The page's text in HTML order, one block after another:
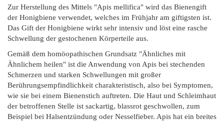
Zur Herstellung des Mittels "Apis mellifica" wird das Bienengift
der Honigbiene verwendet, welches im Frühjahr am giftigsten ist.
Das Gift der Honigbiene wirkt sehr intensiv und löst eine rasche
Schwellung der gestochenen Körperteile aus.
Gemäß dem homöopathischen Grundsatz "Ähnliches mit
Ähnlichem heilen" ist die Anwendung von Apis bei stechenden
Schmerzen und starken Schwellungen mit großer
Berührungsempfindlichkeit charakteristisch, also bei Symptomen,
wie sie bei einem Bienenstich auftreten. Die Haut und Schleimhaut
der betroffenen Stelle ist sackartig, blassrot geschwollen, zum
Beispiel bei Halsentzündung oder Nesselfieber. Apis hat ein breites